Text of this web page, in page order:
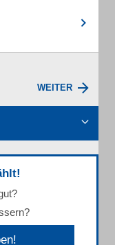
WEITER